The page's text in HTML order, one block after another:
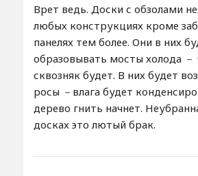
Врет ведь. Доски с обзолами
любых конструкциях кроме
панелях тем более. Они в них
образовывать мосты холода －
сквозняк будет. В них будет
росы －влага будет
дерево гнить начнет.
досках это лютый брак.